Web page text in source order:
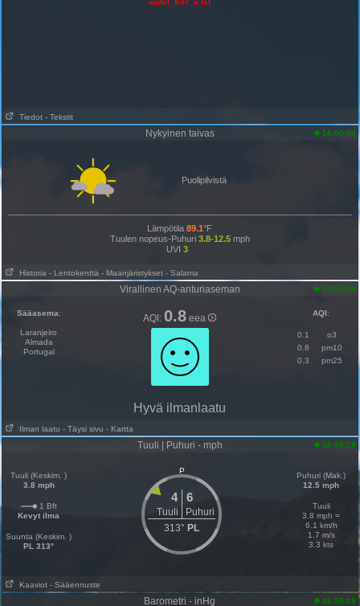
wufct_fi-FI_e.txt
Tiedot - Tekstit
Nykyinen taivas 16:00:00
Puolipilvistä
Lämpötila89.1°F
Tuulen nopeus-Puhuri 3.8-12.5mph
UVI3
Historia - Lentokenttä - Maanjäristykset - Salama
Virallinen AQ-anturiaseman 13:00:00
Sääasema:
Laranjeiro
Almada
Portugal
AQI: 0.8 eea AQI:
0.1
o3
0.8
pm10
0.3
pm25
Hyvä ilmanlaatu
Ilman laatu - Täysi sivu - Kartta
Tuuli | Puhuri - mph 16:59:18
Tuuli (Keskim. )
3.8 mph
1 Bft
Kevyt ilma
Suunta (Keskim. )
PL 313°
P
4 6
Tuuli
Puhuri
313° PL
Puhuri (Mak.)
12.5 mph
Tuuli
3.8 mph =
6.1 km/h
1.7 m/s
3.3 kts
Kaaviot - Sääennuste
Barometri - inHg 16:59:18